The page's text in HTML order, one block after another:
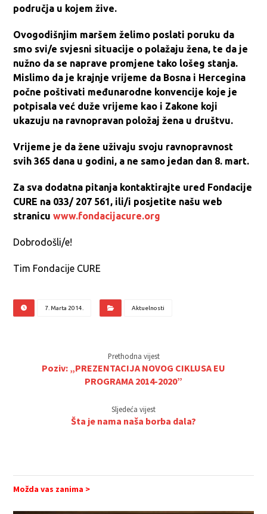
područja u kojem žive.
Ovogodišnjim maršem želimo poslati poruku da
smo svi/e svjesni situacije o polažaju žena, te da je
nužno da se naprave promjene tako lošeg stanja.
Mislimo da je krajnje vrijeme da Bosna i Hercegina
počne poštivati međunarodne konvencije koje je
potpisala već duže vrijeme kao i Zakone koji
ukazuju na ravnopravan položaj žena u društvu.
Vrijeme je da žene uživaju svoju ravnopravnost
svih 365 dana u godini, a ne samo jedan dan 8. mart.
Za sva dodatna pitanja kontaktirajte ured Fondacije
CURE na 033/ 207 561, ili/i posjetite našu web
stranicuwww.fondacijacure.org
Dobrodošli/e!
Tim Fondacije CURE
7. Marta 2014. Aktuelnosti
Prethodna vijest
Poziv: „PREZENTACIJA NOVOG CIKLUSA EU
PROGRAMA 2014-2020”
Sljedeća vijest
Šta je nama naša borba dala?
Možda vas zanima >